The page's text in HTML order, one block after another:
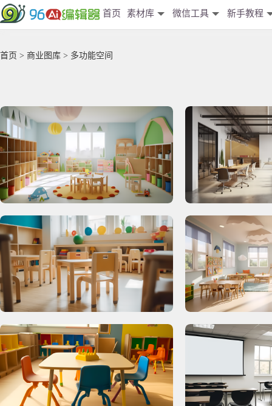
首页 素材库 微信工具 新手教程
首页 > 商业图库 > 多功能空间